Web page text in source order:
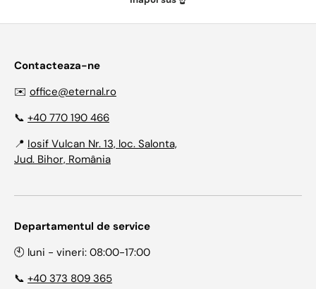
Contacteaza-ne
✉️ office@eternal.ro
📞 +40 770 190 466
📍 Iosif Vulcan Nr. 13, loc. Salonta,
Jud. Bihor, România
Departamentul de service
🕙 luni - vineri: 08:00-17:00
📞 +40 373 809 365